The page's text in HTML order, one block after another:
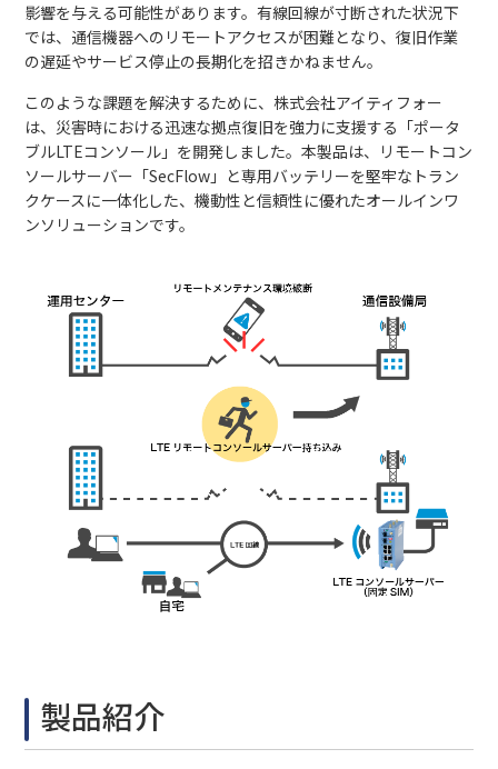
影響を与える可能性があります。有線回線が寸断された状況下
では、通信機器へのリモートアクセスが困難となり、復旧作業
の遅延やサービス停止の長期化を招きかねません。
このような課題を解決するために、株式会社アイティフォー
は、災害時における迅速な拠点復旧を強力に支援する「ポータ
ブルLTEコンソール」を開発しました。本製品は、リモートコン
ソールサーバー「SecFlow」と専用バッテリーを堅牢なトラン
クケースに一体化した、機動性と信頼性に優れたオールインワ
ンソリューションです。
製品紹介